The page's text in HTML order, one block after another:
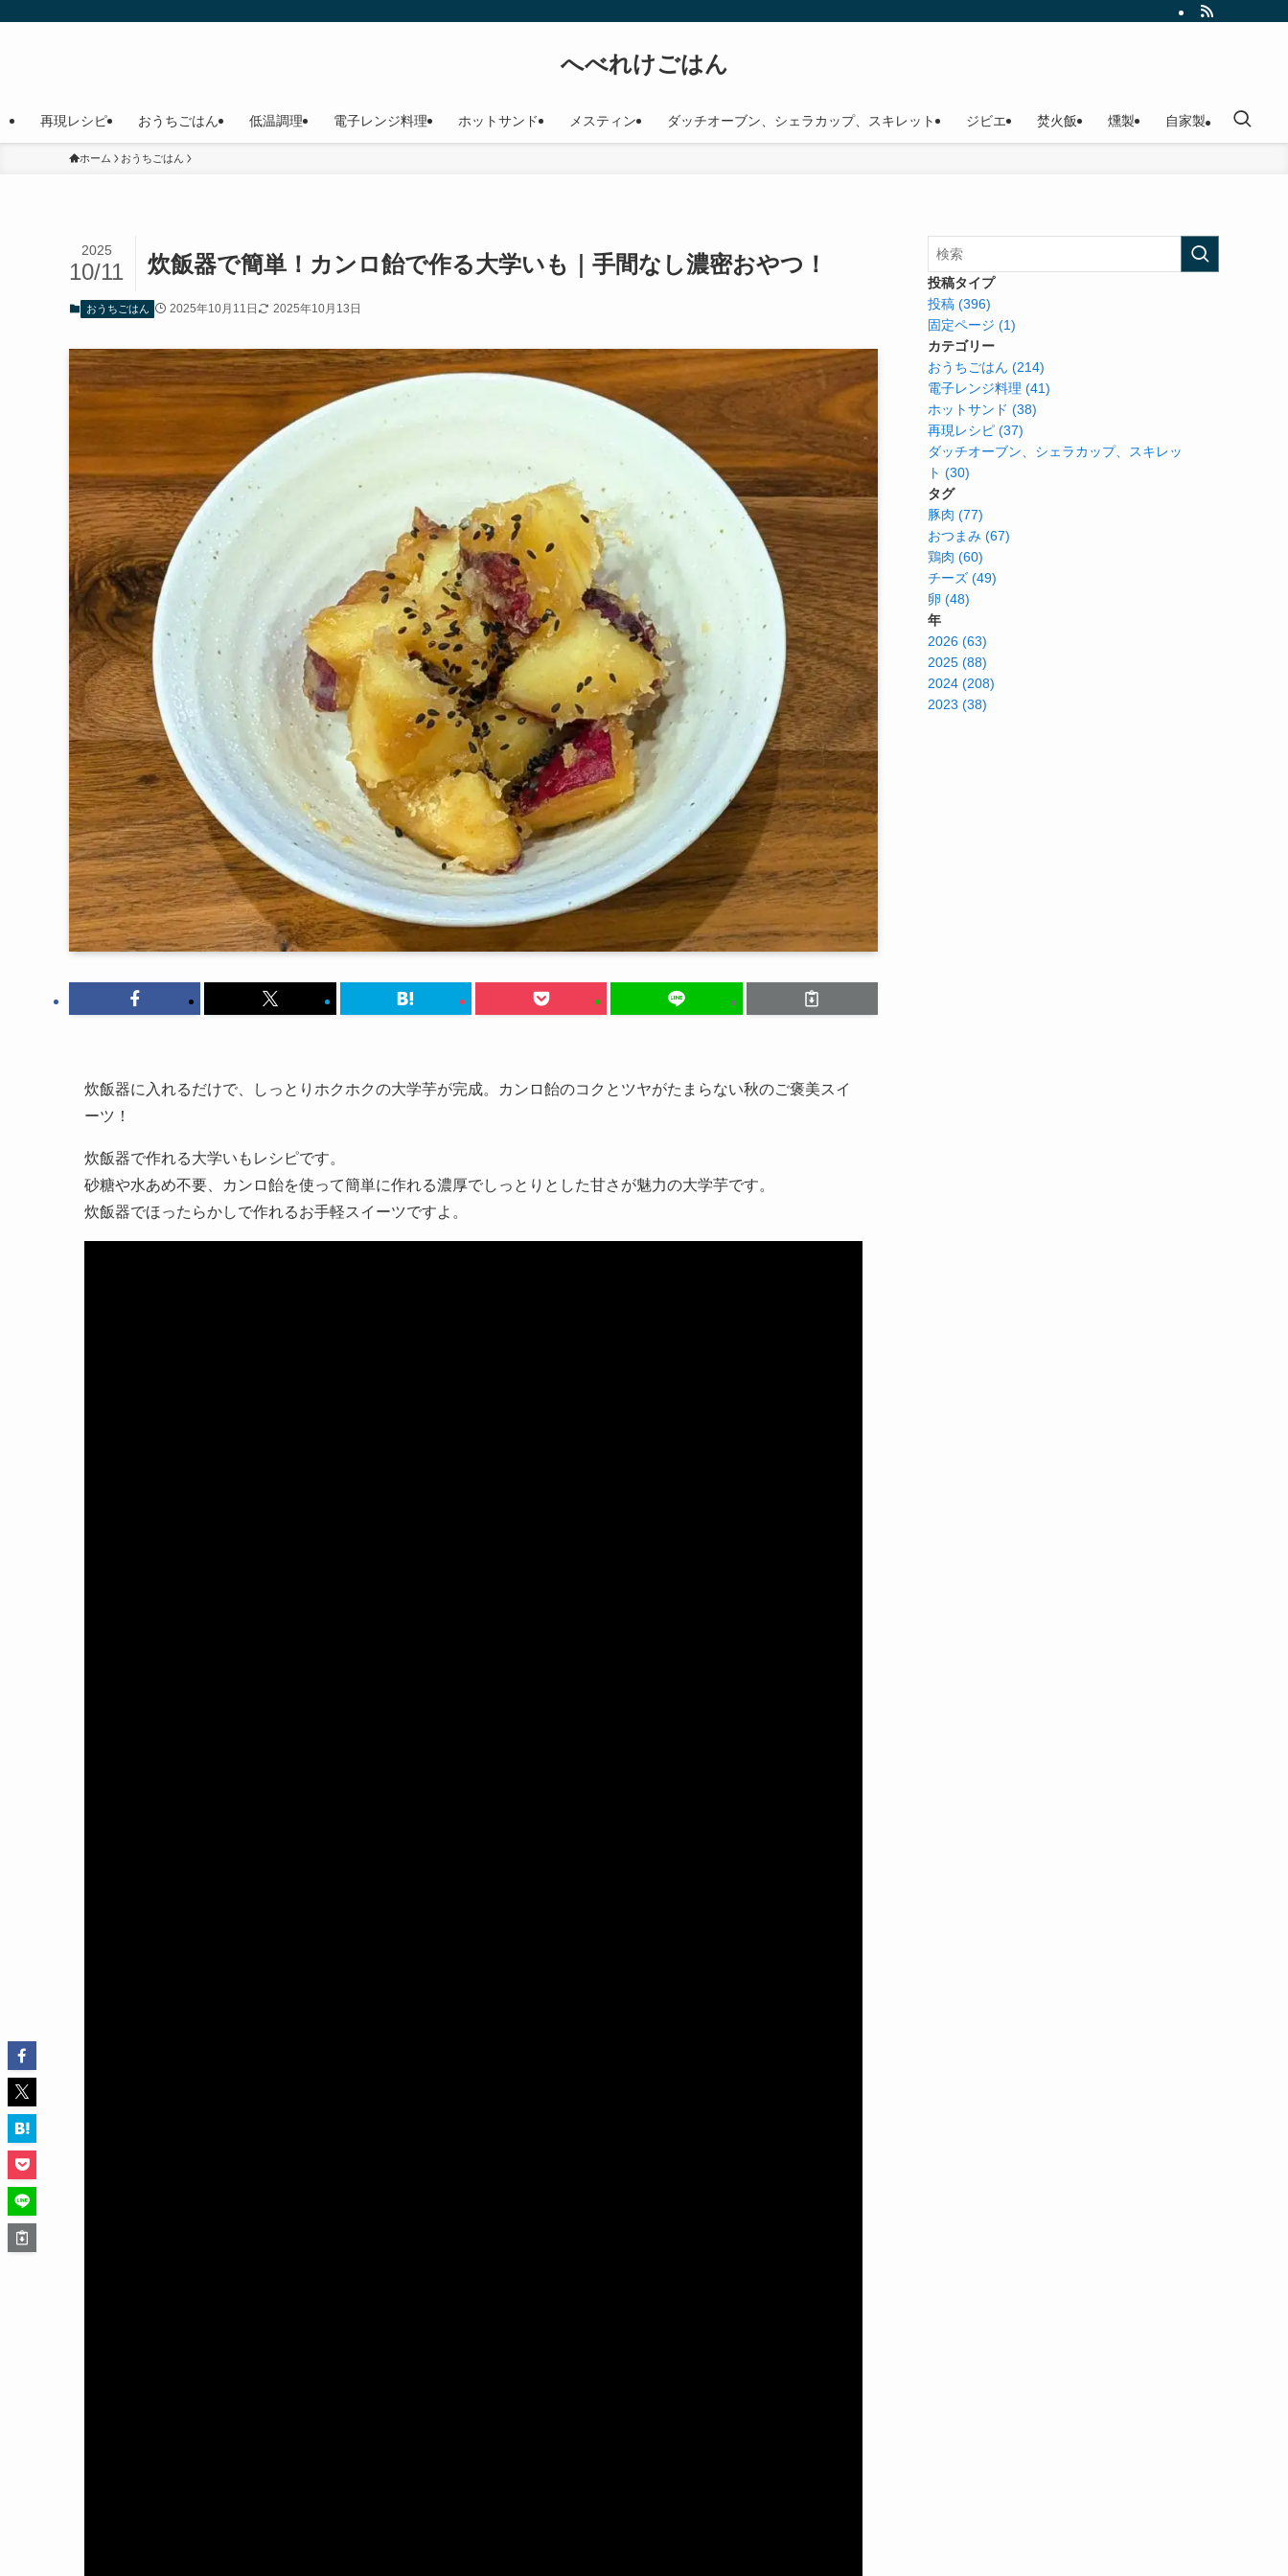
へべれけごはん
再現レシピ おうちごはん 低温調理 電子レンジ料理 ホットサンド メスティン ダッチオーブン、シェラカップ、スキレット ジビエ 焚火飯 燻製 自家製
ホーム おうちごはん
炊飯器で簡単！カンロ飴で作る大学いも｜手間なし濃密おやつ！
2025
10/11
おうちごはん 2025年10月11日 2025年10月13日
炊飯器に入れるだけで、しっとりホクホクの大学芋が完成。カンロ飴のコクとツヤがたまらない秋のご褒美スイ
ーツ！
炊飯器で作れる大学いもレシピです。
砂糖や水あめ不要、カンロ飴を使って簡単に作れる濃厚でしっとりとした甘さが魅力の大学芋です。
炊飯器でほったらかしで作れるお手軽スイーツですよ。
投稿タイプ
投稿 (396)
固定ページ (1)
カテゴリー
おうちごはん (214)
電子レンジ料理 (41)
ホットサンド (38)
再現レシピ (37)
ダッチオーブン、シェラカップ、スキレッ
ト (30)
タグ
豚肉 (77)
おつまみ (67)
鶏肉 (60)
チーズ (49)
卵 (48)
年
2026 (63)
2025 (88)
2024 (208)
2023 (38)